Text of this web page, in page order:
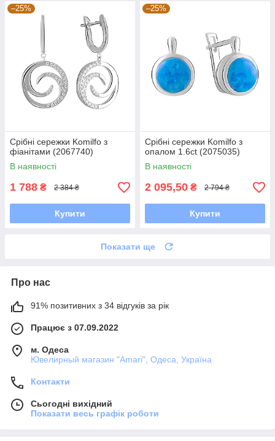
–25%
Срібні сережки Komilfo з
фіанітами (2067740)
В наявності
1 788 ₴ 2 384 ₴
Купити
–25%
Срібні сережки Komilfo з
опалом 1.6ct (2075035)
В наявності
2 095,50 ₴ 2 794 ₴
Купити
Показати ще
Про нас
91% позитивних з 34 відгуків за рік
Працює з 07.09.2022
м. Одеса
Ювелирный магазин "Amari", Одеса, Україна
Контакти
Сьогодні вихідний
Показати весь графік роботи